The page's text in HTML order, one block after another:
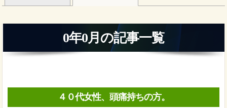
0年0月の記事一覧
４０代女性、頭痛持ちの方。